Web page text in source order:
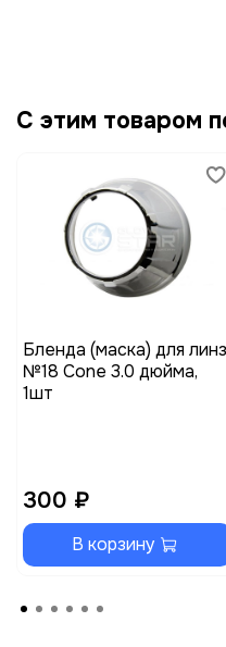
С этим товаром
Бленда (маска) для линз
№18 Cone 3.0 дюйма,
1шт
300 ₽
В корзину